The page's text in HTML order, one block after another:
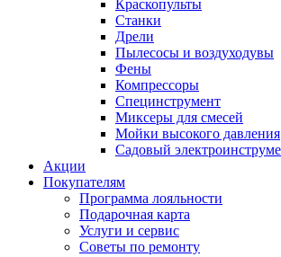
Краскопульты
Станки
Дрели
Пылесосы и воздуходувы
Фены
Компрессоры
Специнструмент
Миксеры для смесей
Мойки высокого давления
Садовый
Акции
Покупателям
Программа лояльности
Подарочная карта
Услуги и сервис
Советы по ремонту